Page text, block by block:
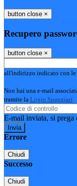
button close ×
Recupero
button close ×
all'indirizzo indicato con le
Non hai una e-mail
tramite la Login Spaggiari
E-mail inviata, si prega
Errore
Chiudi
Successo
Chiudi